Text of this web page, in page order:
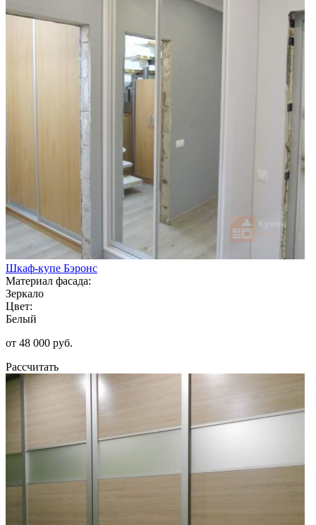
Шкаф-купе Бэронс
Материал фасада:
Зеркало
Цвет:
Белый
от 48 000 руб.
Рассчитать